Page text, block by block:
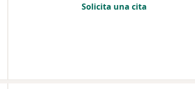
Solicita una cita